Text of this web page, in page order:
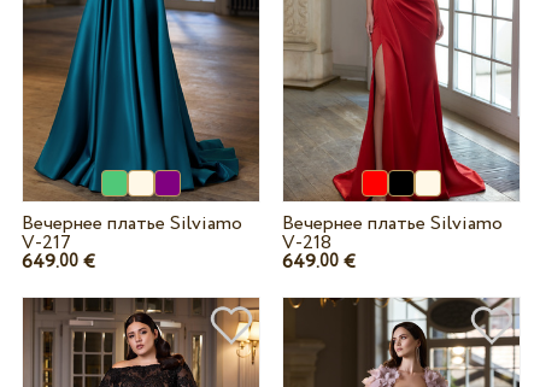
Вечернее платье Silviamo
V-217
649.00€
Вечернее платье Silviamo
V-218
649.00 €